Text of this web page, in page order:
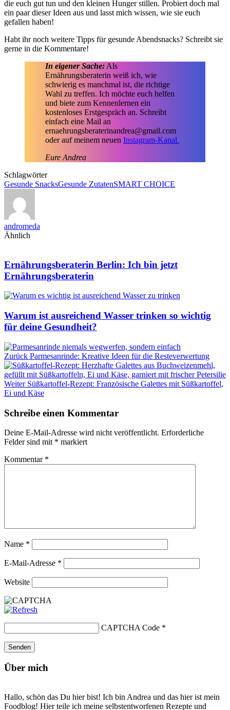
die euch gut tun und den kleinen Hunger stillen. Probiert doch mal
ein paar dieser Ideen aus und lasst mich wissen, wie sie euch
gefallen haben!
Habt ihr noch weitere Tipps für gesunde Abendsnacks? Schreibt sie
gerne in die Kommentare!
In eigener Sache: Als
Ernährungsberaterin weiß ich, wie
schwierig es manchmal ist, die richtige
Wahl zu treffen. Ich möchte euch helfen
und biete zum Kennenlernen ein
kostenloses Erstgespräch an. Schreibt
einfach eine Mail an
ernaehrungsberaterinandrea@gmail.com
oder auf meinem neuen Instagram-Kanal.
Eure Andrea
Schlagwörter
Gesunde SnacksGesunde ZutatenSMART CHOICE
andromeda
Ähnlich
Ernährungsberaterin Berlin: Ich bin jetzt
Ernährungsberaterin
Warum ist ausreichend Wasser trinken so wichtig
für deine Gesundheit?
Zurück Parmesanrinde: Kreative Ideen für die Resteverwertung
WeiterSüßkartoffel-Rezept: Französische Galettes mit Süßkartoffel,
Ei und Käse
Schreibe einen Kommentar
Deine E-Mail-Adresse wird nicht veröffentlicht. Erforderliche
Felder sind mit * markiert
Kommentar *
Name *
E-Mail-Adresse *
Website
CAPTCHA Code *
Über mich
Hallo, schön das Du hier bist! Ich bin Andrea und das hier ist mein
Foodblog! Hier teile ich meine selbstentworfenen Rezepte und